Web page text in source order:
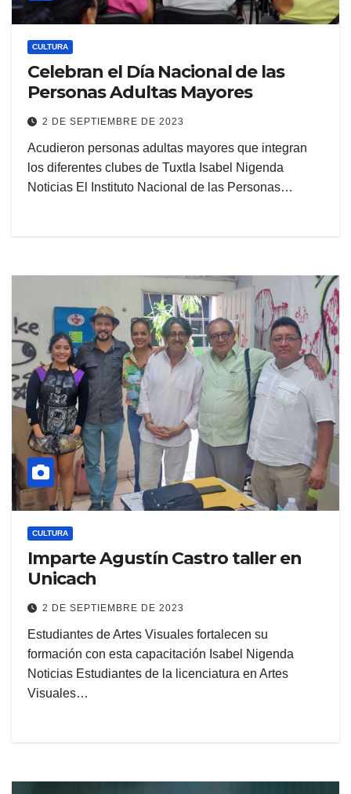
CULTURA
Celebran el Día Nacional de las
Personas Adultas Mayores
2 DE SEPTIEMBRE DE 2023
Acudieron personas adultas mayores que integran
los diferentes clubes de Tuxtla Isabel Nigenda
Noticias El Instituto Nacional de las Personas…
CULTURA
Imparte Agustín Castro taller en
Unicach
2 DE SEPTIEMBRE DE 2023
Estudiantes de Artes Visuales fortalecen su
formación con esta capacitación Isabel Nigenda
Noticias Estudiantes de la licenciatura en Artes
Visuales…